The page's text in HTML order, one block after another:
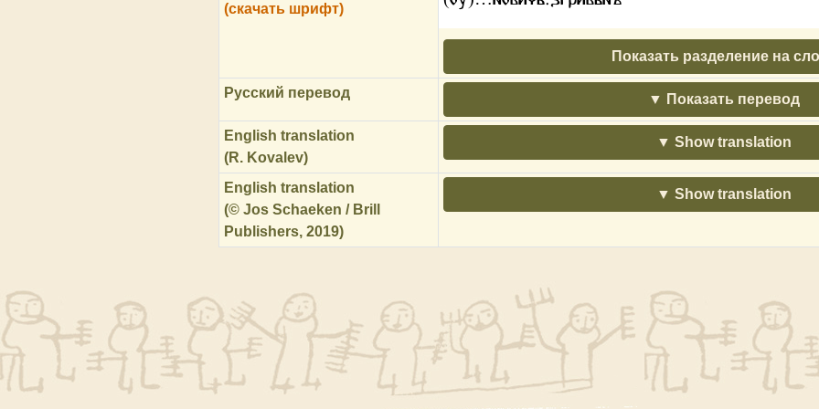
(скачать шрифт)
Показать разделение на
Русский перевод Показать перевод
English translation
(R. Kovalev)
Show translation
English translation
(© Jos Schaeken / Brill
Publishers, 2019)
Show translation